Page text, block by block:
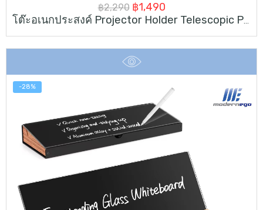
฿2,290 Original
price
฿2,290.
฿1,490Current
price
โต๊ะอเนกประสงค์ Projector Holder Telescopic Projector Floor Stand
-28%